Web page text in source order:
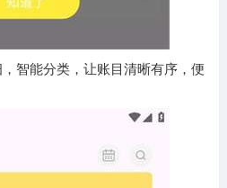
智能分类，让账目清晰有序，便